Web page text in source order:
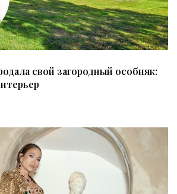
свой загородный особняк: